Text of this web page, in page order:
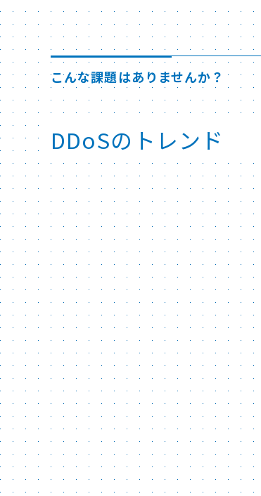
こんな課題はありませんか？
DDoSのトレンド